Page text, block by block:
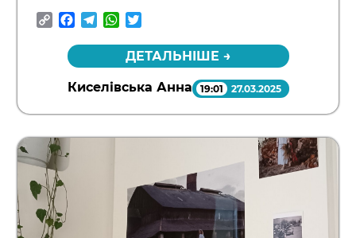
CopyFacebook
TelegramWhatsApp
ДЕТАЛЬНІШЕ →
Киселівська Анна 19:01 27.03.2025